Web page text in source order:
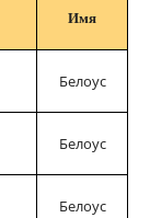
Имя
Белоус
Белоус
Белоус